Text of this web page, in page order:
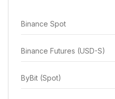
Binance Spot
Binance Futures (USD-S)
ByBit (Spot)